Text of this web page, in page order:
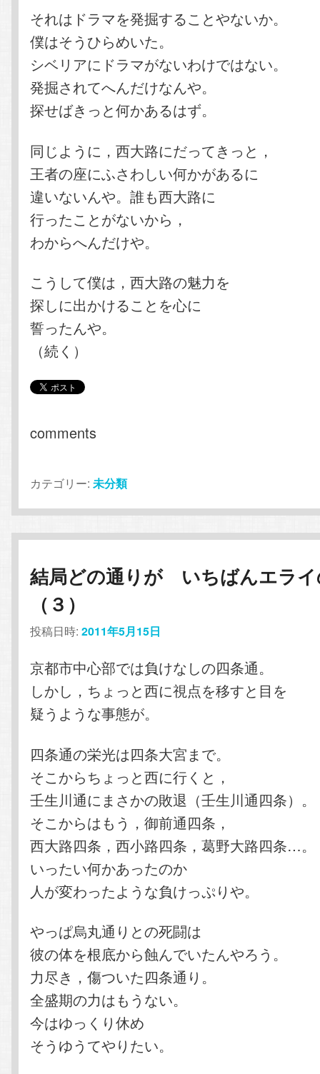
それはドラマを発掘することやないか。
僕はそうひらめいた。
シベリアにドラマがないわけではない。
発掘されてへんだけなんや。
探せばきっと何かあるはず。
同じように，西大路にだってきっと，
王者の座にふさわしい何かがあるに
違いないんや。誰も西大路に
行ったことがないから，
わからへんだけや。
こうして僕は，西大路の魅力を
探しに出かけることを心に
誓ったんや。
（続く）
comments
カテゴリー: 未分類
結局どの通りが いちばんエラ
（３）
投稿日時:2011年5月15日
京都市中心部では負けなしの四条通。
しかし，ちょっと西に視点を移すと目を
疑うような事態が。
四条通の栄光は四条大宮まで。
そこからちょっと西に行くと，
壬生川通にまさかの敗退（壬生川通四条）。
そこからはもう，御前通四条，
西大路四条，西小路四条，葛野大路四条…。
いったい何かあったのか
人が変わったような負けっぷりや。
やっぱ烏丸通りとの死闘は
彼の体を根底から蝕んでいたんやろう。
力尽き，傷ついた四条通り。
全盛期の力はもうない。
今はゆっくり休め
そうゆうてやりたい。